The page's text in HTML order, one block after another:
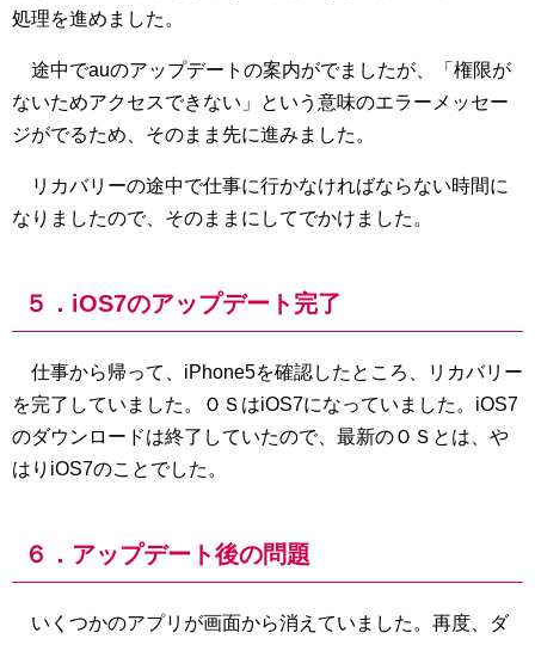
処理を進めました。
途中でauのアップデートの案内がでましたが、「権限が
ないためアクセスできない」という意味のエラーメッセー
ジがでるため、そのまま先に進みました。
リカバリーの途中で仕事に行かなければならない時間に
なりましたので、そのままにしてでかけました。
５．iOS7のアップデート完了
仕事から帰って、iPhone5を確認したところ、リカバリー
を完了していました。ＯＳはiOS7になっていました。iOS7
のダウンロードは終了していたので、最新のＯＳとは、や
はりiOS7のことでした。
６．アップデート後の問題
いくつかのアプリが画面から消えていました。再度、ダ